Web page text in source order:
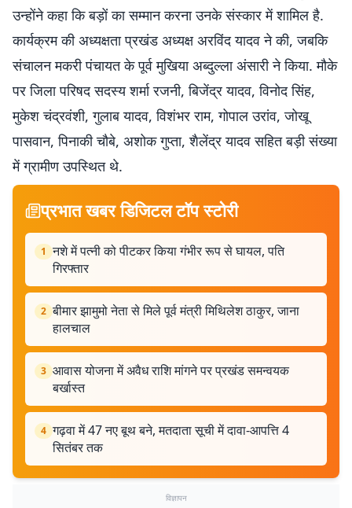
उन्होंने कहा कि बड़ों का सम्मान करना उनके संस्कार में शामिल है.
कार्यक्रम की अध्यक्षता प्रखंड अध्यक्ष अरविंद यादव ने की, जबकि
संचालन मकरी पंचायत के पूर्व मुखिया अब्दुल्ला अंसारी ने किया. मौके
पर जिला परिषद सदस्य शर्मा रजनी, बिजेंद्र यादव, विनोद सिंह,
मुकेश चंद्रवंशी, गुलाब यादव, विशंभर राम, गोपाल उरांव, जोखू
पासवान, पिनाकी चौबे, अशोक गुप्ता, शैलेंद्र यादव सहित बड़ी संख्या
में ग्रामीण उपस्थित थे.
प्रभात खबर डिजिटल टॉप स्टोरी
1 नशे में पत्नी को पीटकर किया गंभीर रूप से घायल, पति
गिरफ्तार
2 बीमार झामुमो नेता से मिले पूर्व मंत्री मिथिलेश ठाकुर, जाना
हालचाल
3 आवास योजना में अवैध राशि मांगने पर प्रखंड समन्वयक
बर्खास्त
4 गढ़वा में 47 नए बूथ बने, मतदाता सूची में दावा-आपत्ति 4
सितंबर तक
विज्ञापन